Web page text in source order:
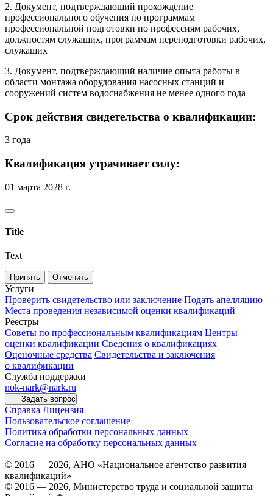
2. Документ, подтверждающий прохождение
профессионального обучения по программам
профессиональной подготовки по профессиям рабочих,
должностям служащих, программам переподготовки рабочих,
служащих
3. Документ, подтверждающий наличие опыта работы в
области монтажа оборудования насосных станций и
сооружений систем водоснабжения не менее одного года
Срок действия свидетельства о квалификации:
3 года
Квалификация утрачивает силу:
01 марта 2028 г.
Title
Text
Принять Отменить
Услуги
Проверить свидетельство или заключение Подать апелляцию
Места проведения независимой оценки квалификаций
Реестры
Советы по профессиональным квалификациям Центры
оценки квалификации Сведения о квалификациях
Оценочные средства Свидетельства и заключения
о квалификации
Служба поддержки
nok-nark@nark.ru
Задать вопрос
Справка Лицензия
Пользовательское соглашение
Политика обработки персональных данных
Согласие на обработку персональных данных
© 2016 — 2026, АНО «Национальное агентство развития
квалификаций»
© 2016 — 2026, Министерство труда и социальной защиты